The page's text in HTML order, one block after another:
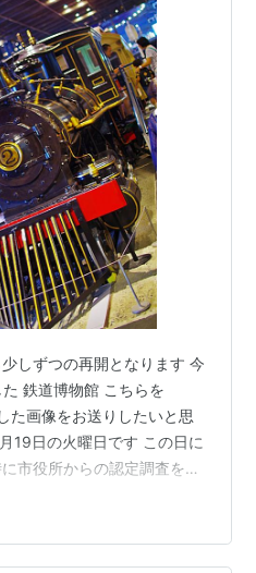
しずつの再開となります 今
鉄道博物館 こちらを
た画像をお送りしたいと思
19日の火曜日です この日に
市役所からの認定調査を行
とで ケアマネジャーが訪問
アを実施できるサービス